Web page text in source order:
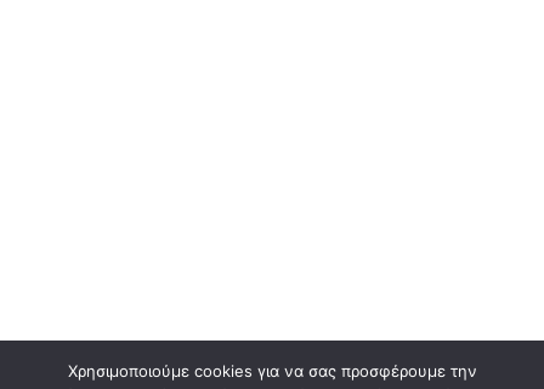
Χρησιμοποιούμε cookies για να σας προσφέρουμε την